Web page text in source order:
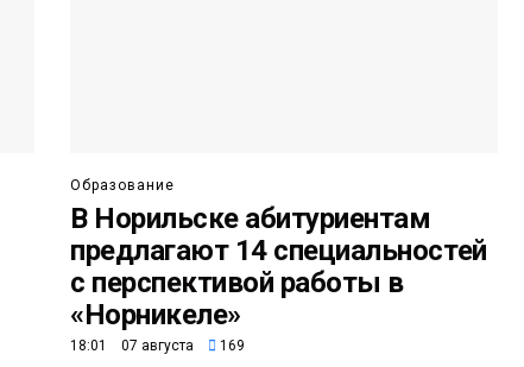
Образование
В Норильске абитуриентам
предлагают 14 специальностей
с перспективой работы в
«Норникеле»
18:01 07 августа 169